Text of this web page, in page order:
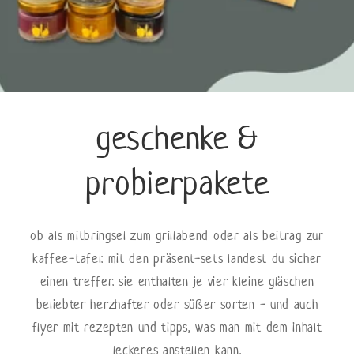
geschenke &
probierpakete
ob als mitbringsel zum grillabend oder als beitrag zur
kaffee-tafel: mit den präsent-sets landest du sicher
einen treffer. sie enthalten je vier kleine gläschen
beliebter herzhafter oder süßer sorten - und auch
flyer mit rezepten und tipps, was man mit dem inhalt
leckeres anstellen kann.